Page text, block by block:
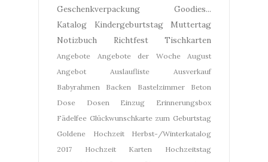
Geschenkverpackung
Goodies...
Katalog
Kindergeburtstag
Muttertag
Notizbuch
Richtfest Tischkarten
Angebote Angebote der Woche
August
Angebot
Auslaufliste
Ausverkauf
Babyrahmen
Backen Bastelzimmer
Beton
Dose
Dosen Einzug
Erinnerungsbox
Fädelfee Glückwunschkarte zum Geburtstag
Goldene Hochzeit
Herbst-/Winterkatalog
2017
Hochzeit Karten
Hochzeitstag